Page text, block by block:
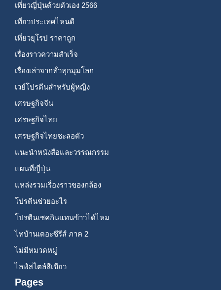
เที่ยวญี่ปุ่นด้วยตัวเอง 2566
เที่ยวประเทศไหนดี
เที่ยวยุโรป ราคาถูก
เรื่องราวความสำเร็จ
เรื่องเล่าจากทั่วทุกมุมโลก
เวย์โปรตีนสำหรับผู้หญิง
เศรษฐกิจจีน
เศรษฐกิจไทย
เศรษฐกิจไทยชะลอตัว
แนะนำหนังสือและวรรณกรรม
แผนที่ญี่ปุ่น
แหล่งรวมเรื่องราวของกล้อง
โปรตีนช่วยอะไร
โปรตีนเชคกินแทนข้าวได้ไหม
ไทบ้านเดอะซีรีส์ ภาค 2
ไม่มีหมวดหมู่
ไลฟ์สไตล์สีเขียว
Pages